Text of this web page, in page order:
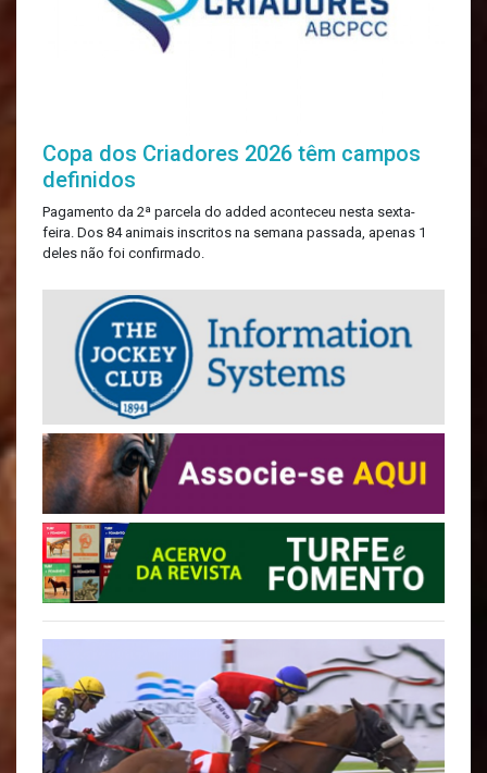
Copa dos Criadores 2026 têm campos
definidos
Pagamento da 2ª parcela do added aconteceu nesta sexta-
feira. Dos 84 animais inscritos na semana passada, apenas 1
deles não foi confirmado.